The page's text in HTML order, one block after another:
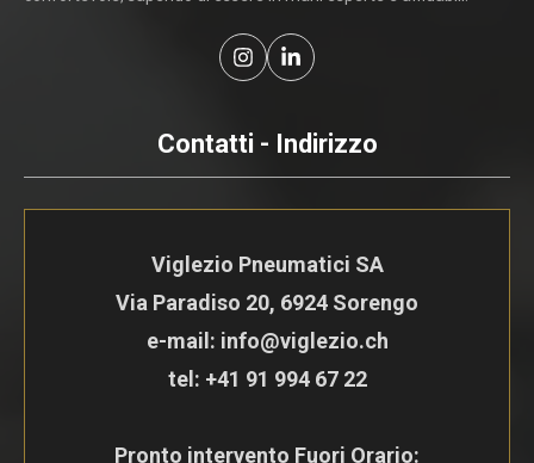
Contatti - Indirizzo
Viglezio Pneumatici SA
Via Paradiso 20, 6924 Sorengo
e-mail: info@viglezio.ch
tel: +41 91 994 67 22
Pronto intervento Fuori Orario: